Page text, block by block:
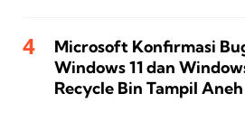
Microsoft Konfirmasi
Windows 11 dan
Recycle Bin Tampil Aneh